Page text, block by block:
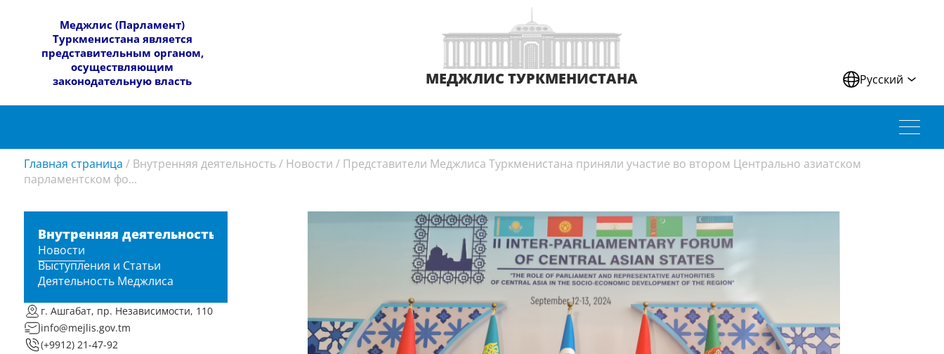
​Меджлис (Парламент)
Туркменистана является
представительным органом,
осуществляющим
законодательную власть
МЕДЖЛИС ТУРКМЕНИСТАНА Русский
Главная страница / Внутренняя деятельность / Новости / Представители Меджлиса Туркменистана приняли участие во втором Центрально азиатском
парламентском фо...
Внутренняя деятельность
Новости
Выступления и Статьи
Деятельность Меджлиса
г. Ашгабат, пр. Независимости, 110
info@mejlis.gov.tm
(+9912) 21-47-92